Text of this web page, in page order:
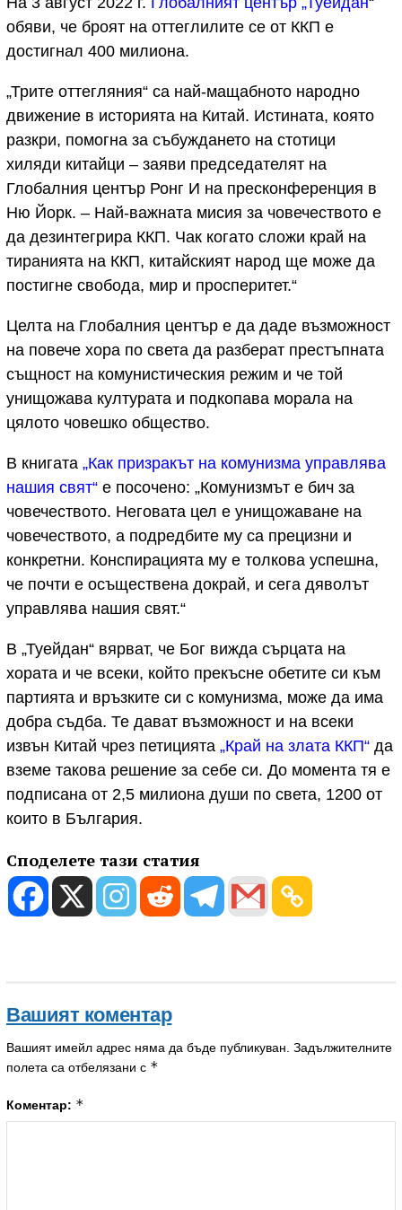
обяви, че броят на оттеглилите се от ККП е
достигнал 400 милиона.
„Трите оттегляния“ са най-мащабното народно
движение в историята на Китай. Истината, която
разкри, помогна за събуждането на стотици
хиляди китайци – заяви председателят на
Глобалния център Ронг И на пресконференция в
Ню Йорк. – Най-важната мисия за човечеството е
да дезинтегрира ККП. Чак когато сложи край на
тиранията на ККП, китайският народ ще може да
постигне свобода, мир и просперитет.“
Целта на Глобалния център е да даде възможност
на повече хора по света да разберат престъпната
същност на комунистическия режим и че той
унищожава културата и подкопава морала на
цялото човешко общество.
В книгата „Как призракът на комунизма управлява
нашия свят“ е посочено: „Комунизмът е бич за
човечеството. Неговата цел е унищожаване на
човечеството, а подредбите му са прецизни и
конкретни. Конспирацията му е толкова успешна,
че почти е осъществена докрай, и сега дяволът
управлява нашия свят.“
В „Туейдан“ вярват, че Бог вижда сърцата на
хората и че всеки, който прекъсне обетите си към
партията и връзките си с комунизма, може да има
добра съдба. Те дават възможност и на всеки
извън Китай чрез петицията „Край на злата ККП“ да
вземе такова решение за себе си. До момента тя е
подписана от 2,5 милиона души по света, 1200 от
които в България.
Споделете тази статия
Вашият коментар
Вашият имейл адрес няма да бъде публикуван. Задължителните
полета са отбелязани с *
Коментар: *